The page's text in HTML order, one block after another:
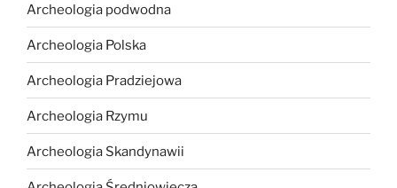
Archeologia podwodna
Archeologia Polska
Archeologia Pradziejowa
Archeologia Rzymu
Archeologia Skandynawii